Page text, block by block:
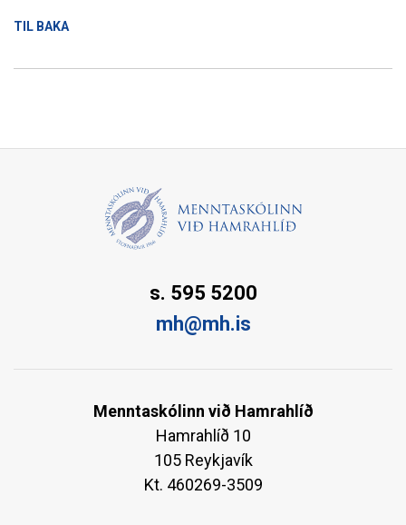
TIL BAKA
s. 595 5200
mh@mh.is
Menntaskólinn við Hamrahlíð
Hamrahlíð 10
105 Reykjavík
Kt. 460269-3509